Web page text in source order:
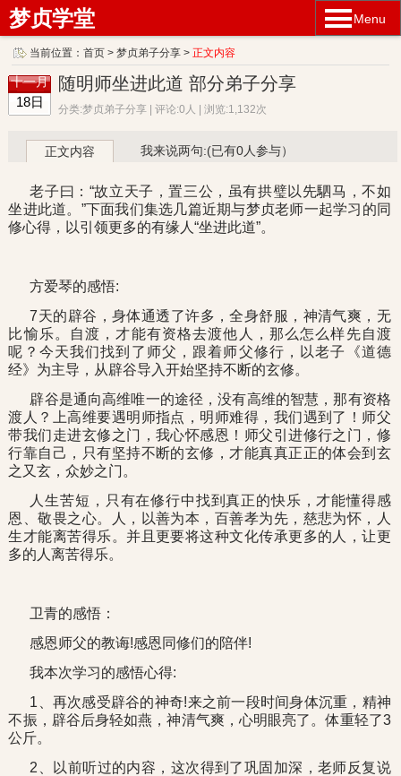
Menu
梦贞学堂
当前位置：首页 >梦贞弟子分享 >正文内容
十一月
18日
随明师坐进此道 部分弟子分享
分类:梦贞弟子分享 | 评论:0人 | 浏览:1,132次
正文内容 我来说两句:(已有0人参与）
老子曰：“故立天子，置三公，虽有拱璧以先駟马，不如
坐进此道。”下面我们集选几篇近期与梦贞老师一起学习的同
修心得，以引领更多的有缘人“坐进此道”。
方爱琴的感悟:
7天的辟谷，身体通透了许多，全身舒服，神清气爽，无
比愉乐。自渡，才能有资格去渡他人，那么怎么样先自渡
呢？今天我们找到了师父，跟着师父修行，以老子《道德
经》为主导，从辟谷导入开始坚持不断的玄修。
辟谷是通向高维唯一的途径，没有高维的智慧，那有资格
渡人？上高维要遇明师指点，明师难得，我们遇到了！师父
带我们走进玄修之门，我心怀感恩！师父引进修行之门，修
行靠自己，只有坚持不断的玄修，才能真真正正的体会到玄
之又玄，众妙之门。
人生苦短，只有在修行中找到真正的快乐，才能懂得感
恩、敬畏之心。人，以善为本，百善孝为先，慈悲为怀，人
生才能离苦得乐。并且更要将这种文化传承更多的人，让更
多的人离苦得乐。
卫青的感悟：
感恩师父的教诲!感恩同修们的陪伴!
我本次学习的感悟心得:
1、再次感受辟谷的神奇!来之前一段时间身体沉重，精神
不振，辟谷后身轻如燕，神清气爽，心明眼亮了。体重轻了3
公斤。
2、以前听过的内容，这次得到了巩固加深，老师反复说